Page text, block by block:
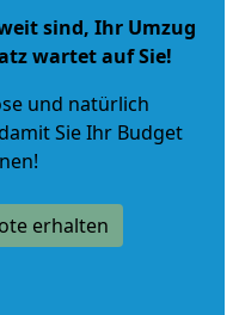
sind, Ihr Umzug
wartet auf Sie!
und natürlich
Sie Ihr Budget
erhalten